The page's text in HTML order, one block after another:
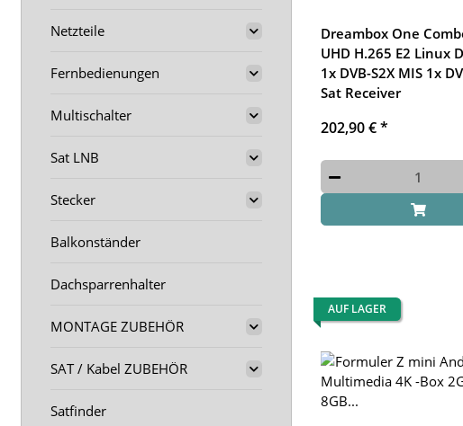
Dreambox One
UHD H.265 E2 Linux
1x DVB-S2X MIS 1x
Sat Receiver
202,90 €*
AUF LAGER
Netzteile
Fernbedienungen
Multischalter
Sat LNB
Stecker
Balkonständer
Dachsparrenhalter
MONTAGE ZUBEHÖR
SAT / Kabel ZUBEHÖR
Satfinder